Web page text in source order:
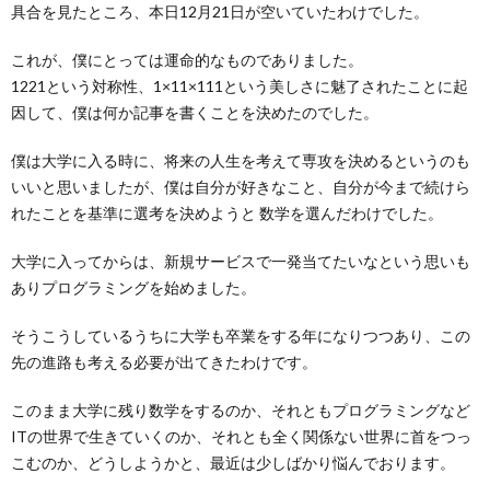
具合を見たところ、本日12月21日が空いていたわけでした。
これが、僕にとっては運命的なものでありました。
1221という対称性、1×11×111という美しさに魅了されたことに起
因して、僕は何か記事を書くことを決めたのでした。
僕は大学に入る時に、将来の人生を考えて専攻を決めるというのも
いいと思いましたが、僕は自分が好きなこと、自分が今まで続けら
れたことを基準に選考を決めようと 数学を選んだわけでした。
大学に入ってからは、新規サービスで一発当てたいなという思いも
ありプログラミングを始めました。
そうこうしているうちに大学も卒業をする年になりつつあり、この
先の進路も考える必要が出てきたわけです。
このまま大学に残り数学をするのか、それともプログラミングなど
ITの世界で生きていくのか、それとも全く関係ない世界に首をつっ
こむのか、どうしようかと、最近は少しばかり悩んでおります。